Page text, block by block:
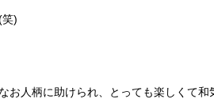
)
お人柄に助けられ、とっても楽しくて和